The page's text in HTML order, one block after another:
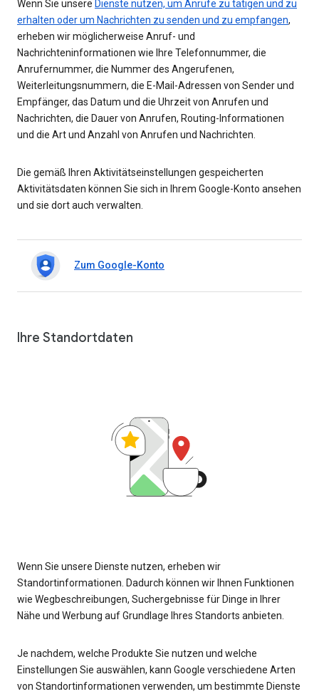
Wenn Sie unsere Dienste nutzen, um Anrufe zu tätigen und zu
erhalten oder um Nachrichten zu senden und zu empfangen,
erheben wir möglicherweise Anruf- und
Nachrichteninformationen wie Ihre Telefonnummer, die
Anrufernummer, die Nummer des Angerufenen,
Weiterleitungsnummern, die E-Mail-Adressen von Sender und
Empfänger, das Datum und die Uhrzeit von Anrufen und
Nachrichten, die Dauer von Anrufen, Routing-Informationen
und die Art und Anzahl von Anrufen und Nachrichten.
Die gemäß Ihren Aktivitätseinstellungen gespeicherten
Aktivitätsdaten können Sie sich in Ihrem Google-Konto ansehen
und sie dort auch verwalten.
Zum Google-Konto
Ihre Standortdaten
Wenn Sie unsere Dienste nutzen, erheben wir
Standortinformationen. Dadurch können wir Ihnen Funktionen
wie Wegbeschreibungen, Suchergebnisse für Dinge in Ihrer
Nähe und Werbung auf Grundlage Ihres Standorts anbieten.
Je nachdem, welche Produkte Sie nutzen und welche
Einstellungen Sie auswählen, kann Google verschiedene Arten
von Standortinformationen verwenden, um bestimmte Dienste